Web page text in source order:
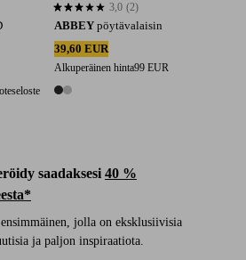
saadaksesi 40 %
jolla on eksklusiivisia
ja paljon inspiraatiota.
ABBEY pöytävalaisin
39,60 EUR
Alkuperäinen hinta99 EUR
2 värejä
3,0 perustuen 2 arvosanaan
3,0 (2)